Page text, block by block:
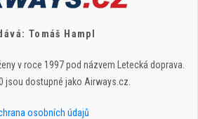
Tomáš Hampl
v roce 1997 pod názvem Letecká doprava.
jsou dostupné jako Airways.cz.
osobních údajů